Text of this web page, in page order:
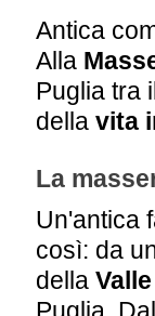
Antica
Alla
Puglia tra
della vita
La
Un'antica
così: da
della